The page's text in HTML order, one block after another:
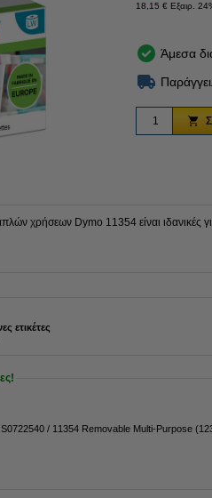
18,15 € Εξαιρ.
Άμεσα
χρήσεων Dymo 11354 είναι
ετικέτες
S0722540 / 11354 Removable Multi-Purpose